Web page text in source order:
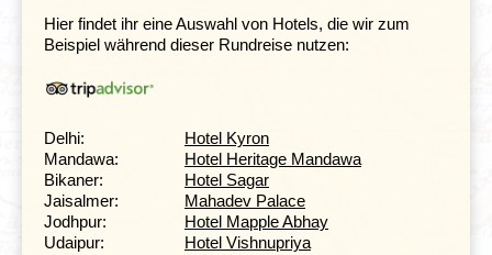
verschiedenen Havelis und lasst euch von den Düften
der Gewürzläden betören.
Großstadtflair
Tag 8 Jaisalmer - Jodhpur
Hier findet ihr eine Auswahl von Hotels, die wir zum
Beispiel während dieser Rundreise nutzen:
Delhi:
Hotel Kyron
Mandawa:
Hotel Heritage Mandawa
Bikaner:
Hotel Sagar
Jaisalmer:
Mahadev Palace
Jodhpur:
Hotel Mapple Abhay
Udaipur:
Hotel Vishnupriya